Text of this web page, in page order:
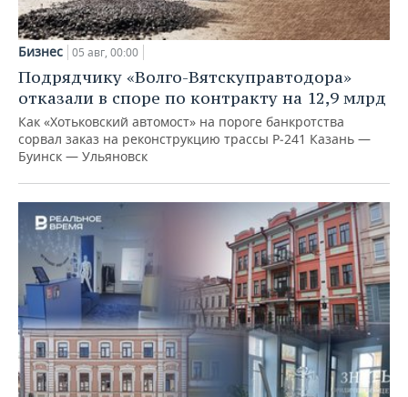
Бизнес 05 авг, 00:00
Подрядчику «Волго-Вятскуправтодора»
отказали в споре по контракту на 12,9 млрд
Как «Хотьковский автомост» на пороге банкротства
сорвал заказ на реконструкцию трассы Р‑241 Казань —
Буинск — Ульяновск